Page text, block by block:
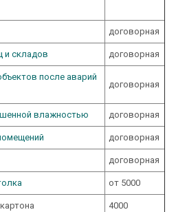
договорная
и складов договорная
после аварий
договорная
влажностью договорная
договорная
договорная
от 5000
4000